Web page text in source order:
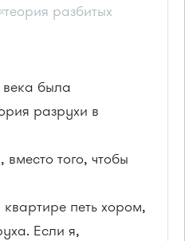
разбитых
была
разрухи в
вместо того, чтобы
петь хором,
Если я,